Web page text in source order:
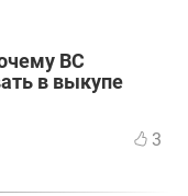
ВС
в выкупе
3